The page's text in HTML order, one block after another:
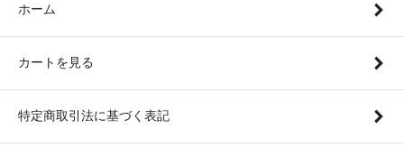
ホーム
カートを見る
特定商取引法に基づく表記